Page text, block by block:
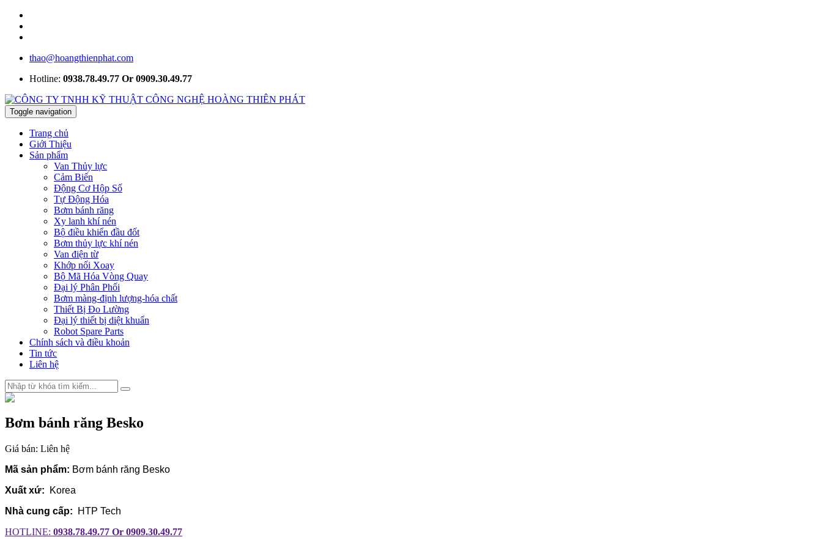
thao@hoangthienphat.com
Hotline: 0938.78.49.77 Or 0909.30.49.77
Toggle navigation
Trang chủ
Giới Thiệu
Sản phẩm
Van Thủy lực
Cảm Biến
Động Cơ Hộp Số
Tự Động Hóa
Bơm bánh răng
Xy lanh khí nén
Bộ điều khiển đầu đốt
Bơm thủy lực khí nén
Van điện từ
Khớp nối Xoay
Bộ Mã Hóa Vòng Quay
Đại lý Phân Phối
Bơm màng-định lượng-hóa chất
Thiết Bị Đo Lường
Đại lý thiết bị diệt khuẩn
Robot Spare Parts
Chính sách và điều khoản
Tin tức
Liên hệ
Bơm bánh răng Besko
Giá bán: Liên hệ
Mã sản phẩm: Bơm bánh răng Besko
Xuất xứ: Korea
Nhà cung cấp: HTP Tech
HOTLINE: 0938.78.49.77 Or 0909.30.49.77